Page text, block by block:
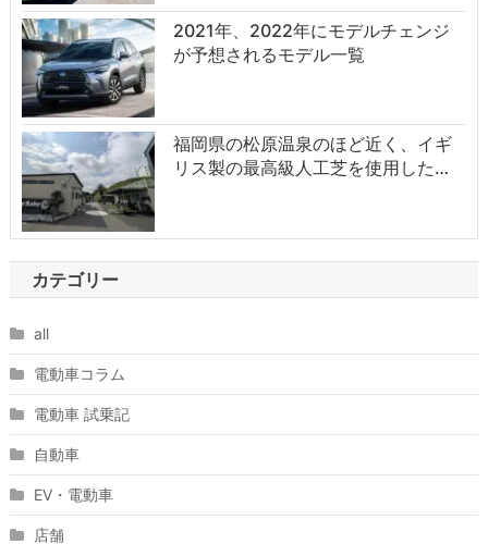
2021年、2022年にモデルチェンジ
が予想されるモデル一覧
福岡県の松原温泉のほど近く、イギ
リス製の最高級人工芝を使用した…
カテゴリー
all
電動車コラム
電動車 試乗記
自動車
EV・電動車
店舗